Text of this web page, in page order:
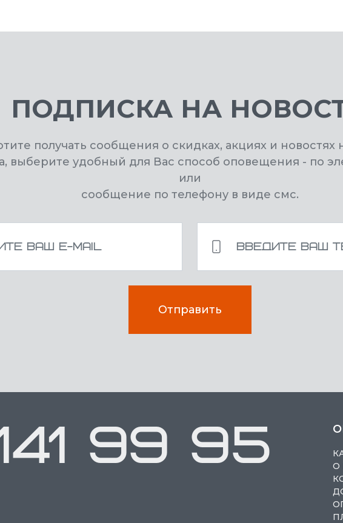
ПОДПИСКА НА
получать сообщения о скидках, акциях и новостях
выберите удобный для Вас способ оповещения - по
или
сообщение по телефону в виде смс.
Отправить
99 95
О